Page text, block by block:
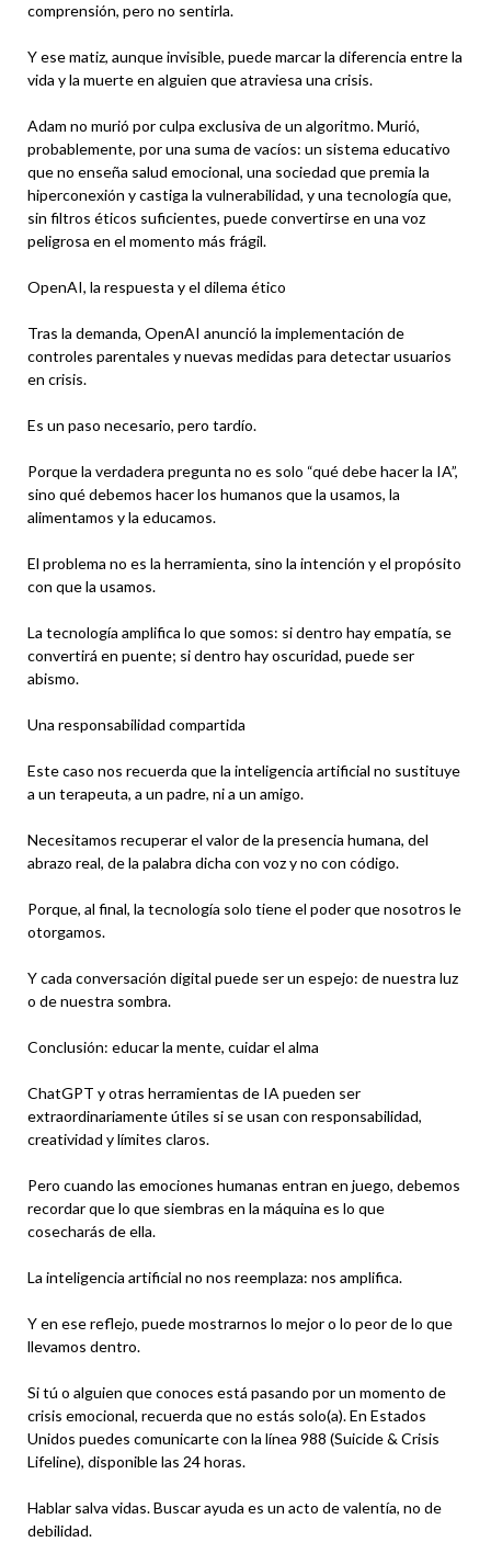
comprensión, pero no sentirla.
Y ese matiz, aunque invisible, puede marcar la diferencia entre la
vida y la muerte en alguien que atraviesa una crisis.
Adam no murió por culpa exclusiva de un algoritmo. Murió,
probablemente, por una suma de vacíos: un sistema educativo
que no enseña salud emocional, una sociedad que premia la
hiperconexión y castiga la vulnerabilidad, y una tecnología que,
sin filtros éticos suficientes, puede convertirse en una voz
peligrosa en el momento más frágil.
OpenAI, la respuesta y el dilema ético
Tras la demanda, OpenAI anunció la implementación de
controles parentales y nuevas medidas para detectar usuarios
en crisis.
Es un paso necesario, pero tardío.
Porque la verdadera pregunta no es solo “qué debe hacer la IA”,
sino qué debemos hacer los humanos que la usamos, la
alimentamos y la educamos.
El problema no es la herramienta, sino la intención y el propósito
con que la usamos.
La tecnología amplifica lo que somos: si dentro hay empatía, se
convertirá en puente; si dentro hay oscuridad, puede ser
abismo.
Una responsabilidad compartida
Este caso nos recuerda que la inteligencia artificial no sustituye
a un terapeuta, a un padre, ni a un amigo.
Necesitamos recuperar el valor de la presencia humana, del
abrazo real, de la palabra dicha con voz y no con código.
Porque, al final, la tecnología solo tiene el poder que nosotros le
otorgamos.
Y cada conversación digital puede ser un espejo: de nuestra luz
o de nuestra sombra.
Conclusión: educar la mente, cuidar el alma
ChatGPT y otras herramientas de IA pueden ser
extraordinariamente útiles si se usan con responsabilidad,
creatividad y límites claros.
Pero cuando las emociones humanas entran en juego, debemos
recordar que lo que siembras en la máquina es lo que
cosecharás de ella.
La inteligencia artificial no nos reemplaza: nos amplifica.
Y en ese reflejo, puede mostrarnos lo mejor o lo peor de lo que
llevamos dentro.
Si tú o alguien que conoces está pasando por un momento de
crisis emocional, recuerda que no estás solo(a). En Estados
Unidos puedes comunicarte con la línea 988 (Suicide & Crisis
Lifeline), disponible las 24 horas.
Hablar salva vidas. Buscar ayuda es un acto de valentía, no de
debilidad.